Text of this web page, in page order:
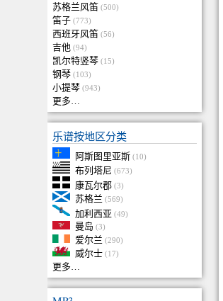
苏格兰风笛 (500)
笛子 (773)
西班牙风笛 (56)
吉他 (94)
凯尔特竖琴 (15)
钢琴 (103)
小提琴 (943)
更多…
乐谱按地区分类
阿斯图里亚斯 (10)
布列塔尼 (673)
康瓦尔郡 (3)
苏格兰 (569)
加利西亚 (49)
曼岛 (3)
爱尔兰 (290)
威尔士 (17)
更多…